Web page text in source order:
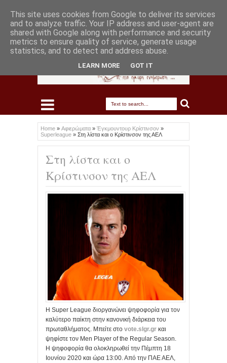
Home » Αφιερώματα » Έγκμουντουρ Κρίστινσον »
Superleague » Στη λίστα και ο Κρίστινσον της ΑΕΛ
Στη λίστα και ο
Κρίστινσον της ΑΕΛ
Η Super League διοργανώνει ψηφοφορία για τον
καλύτερο παίκτη στην κανονική διάρκεια του
πρωταθλήματος. Μπείτε στο vote.slgr.gr και
ψηφίστε τον Men Player of the Regular Season.
Η ψηφοφορία θα ολοκληρωθεί την Πέμπτη 18
Ιουνίου 2020 και ώρα 13:00. Από την ΠΑΕ ΑΕΛ,
This site uses cookies from Google to deliver its services
and to analyze traffic. Your IP address and user-agent are
shared with Google along with performance and security
metrics to ensure quality of service, generate usage
statistics, and to detect and address abuse.
LEARN MORE GOT IT